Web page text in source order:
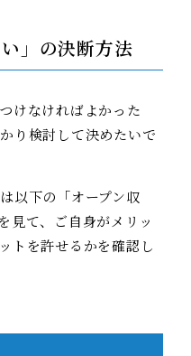
」の決断方法
けなければよかった
り検討して決めたいで
以下の「オープン収
見て、ご自身がメリッ
トを許せるかを確認し